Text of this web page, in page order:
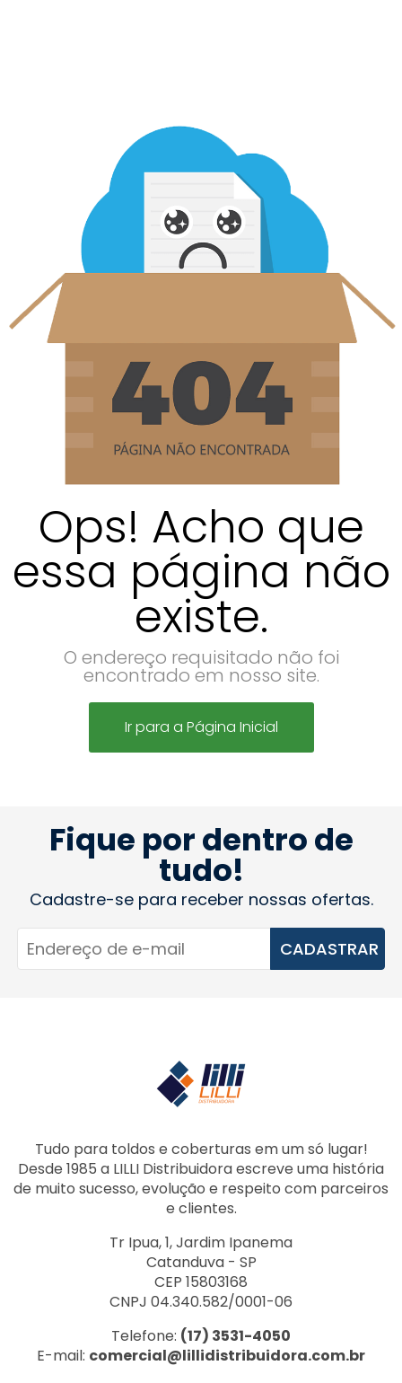
Ops! Acho que
essa página não
existe.
O endereço requisitado não foi
encontrado em nosso site.
Ir para a Página Inicial
Fique por dentro de
tudo!
Cadastre-se para receber nossas ofertas.
CADASTRAR
Tudo para toldos e coberturas em um só lugar!
Desde 1985 a LILLI Distribuidora escreve uma história
de muito sucesso, evolução e respeito com parceiros
e clientes.
Tr Ipua, 1, Jardim Ipanema
Catanduva - SP
CEP 15803168
CNPJ 04.340.582/0001-06
Telefone: (17) 3531-4050
E-mail: comercial@lillidistribuidora.com.br